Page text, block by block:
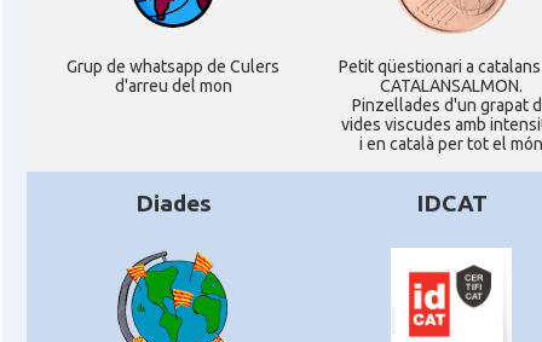
Grup de whatsapp de Culers
d'arreu del mon
Petit qüestionari a
CATALANSALMON.
Pinzellades d'un grapat
vides viscudes amb
i en català per tot el món
Diades IDCAT